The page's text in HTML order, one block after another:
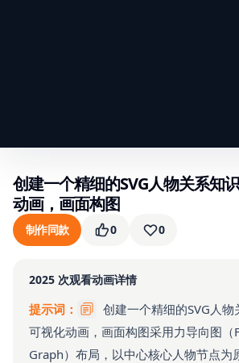
创建一个精细的SVG人物关系知
动画，画面构图
制作同款 0 0
2025 次观看动画详情
提示词：
创建一个精细的SVG人
可视化动画，画面构图采用力导向图
Graph）布局，以中心核心人物节点为